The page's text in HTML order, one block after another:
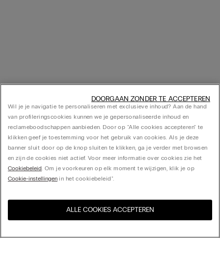
United States
Wil je je navigatie te personaliseren met exclusieve inhoud? Aan de hand
van profileringscookies kunnen we je gepersonaliseerde inhoud en
reclameboodschappen aanbieden. Door op "Alle cookies accepteren" te
klikken geef je toestemming voor het gebruik van cookies. Als je deze
banner sluit door op de knop sluiten te klikken, ga je verder met browsen
en zijn de cookies niet actief. Voor meer informatie over cookies zie het
Cookiebeleid. Om je voorkeuren op elk moment te wijzigen, klik je op
Cookie-instellingen in het cookiebeleid".
ALLE COOKIES ACCEPTEREN
DOORGAAN ZONDER TE ACCEPTEREN